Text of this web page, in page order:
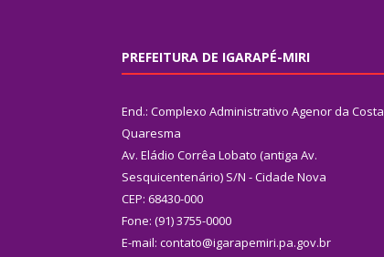
PREFEITURA DE IGARAPÉ-MIRI
End.: Complexo Administrativo Agenor da Costa
Quaresma
Av. Eládio Corrêa Lobato (antiga Av.
Sesquicentenário) S/N - Cidade Nova
CEP: 68430-000
Fone: (91) 3755-0000
E-mail: contato@igarapemiri.pa.gov.br